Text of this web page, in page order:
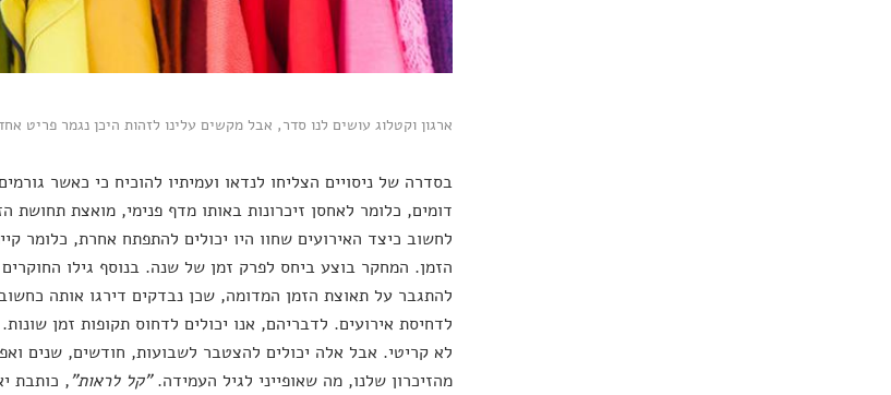
ארגון וקטלוג עושים לנו סדר, אבל מקשים עלינו לזהות היכן נגמר פריט
בסדרה של ניסויים הצליחו לנדאו ועמיתיו להוכיח כי כאשר
דומים, כלומר לאחסן זיכרונות באותו מדף פנימי, מואצת
לחשוב כיצד האירועים שחוו היו יכולים להתפתח אחרת, כלומר
הזמן. המחקר בוצע ביחס לפרק זמן של שנה. בנוסף גילו
להתגבר על תאוצת הזמן המדומה, שכן נבדקים דירגו אותה
לדחיסת אירועים. לדבריהם, אנו יכולים לדחוס תקופות זמן
לא קריטי. אבל אלה יכולים להצטבר לשבועות, חודשים, שנים
מהזיכרון שלנו, מה שאופייני לגיל העמידה."קל לראות", כותבת